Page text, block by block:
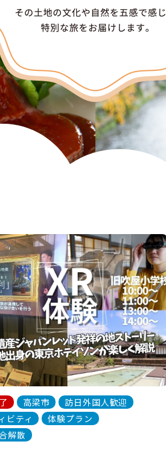
高梁市
訪日外国人歓迎
ビティ
体験プラン
解散